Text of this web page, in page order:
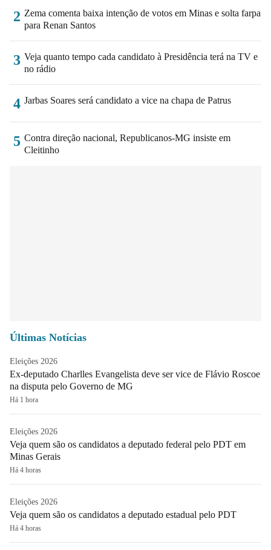
2 Zema comenta baixa intenção de votos em Minas e solta farpa
para Renan Santos
3 Veja quanto tempo cada candidato à Presidência terá na TV e
no rádio
4 Jarbas Soares será candidato a vice na chapa de Patrus
5 Contra direção nacional, Republicanos-MG insiste em
Cleitinho
Últimas Notícias
Eleições 2026
Ex-deputado Charlles Evangelista deve ser vice de Flávio Roscoe
na disputa pelo Governo de MG
Há 1 hora
Eleições 2026
Veja quem são os candidatos a deputado federal pelo PDT em
Minas Gerais
Há 4 horas
Eleições 2026
Veja quem são os candidatos a deputado estadual pelo PDT
Há 4 horas